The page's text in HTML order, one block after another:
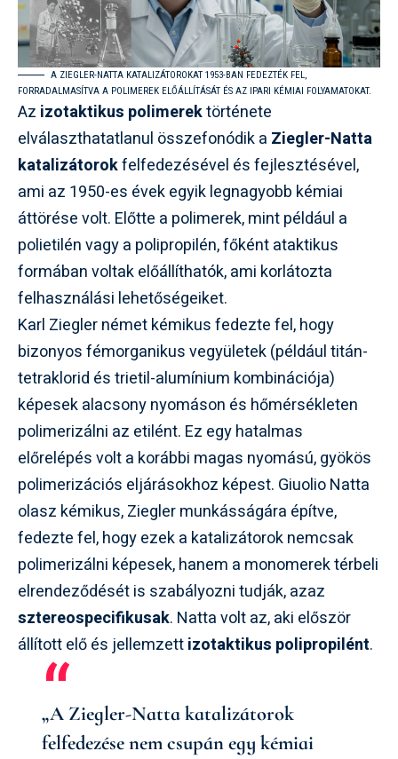
A ZIEGLER-NATTA KATALIZÁTOROKAT 1953-BAN FEDEZTÉK FEL,
FORRADALMASÍTVA A POLIMEREK ELŐÁLLÍTÁSÁT ÉS AZ IPARI KÉMIAI FOLYAMATOKAT.
Az izotaktikus polimerektörténete
elválaszthatatlanul összefonódik a Ziegler-Natta
katalizátorokfelfedezésével és fejlesztésével,
ami az 1950-es évek egyik legnagyobb kémiai
áttörése volt. Előtte a polimerek, mint például a
polietilén vagy a polipropilén, főként ataktikus
formában voltak előállíthatók, ami korlátozta
felhasználási lehetőségeiket.
Karl Ziegler német kémikus fedezte fel, hogy
bizonyos fémorganikus vegyületek (például titán-
tetraklorid és trietil-alumínium kombinációja)
képesek alacsony nyomáson és hőmérsékleten
polimerizálni az etilént. Ez egy hatalmas
előrelépés volt a korábbi magas nyomású, gyökös
polimerizációs eljárásokhoz képest. Giuolio Natta
olasz kémikus, Ziegler munkásságára építve,
fedezte fel, hogy ezek a katalizátorok nemcsak
polimerizálni képesek, hanem a monomerek térbeli
elrendeződését is szabályozni tudják, azaz
sztereospecifikusak. Natta volt az, aki először
állított elő és jellemzettizotaktikus polipropilént.
„A Ziegler-Natta katalizátorok
felfedezése nem csupán egy kémiai